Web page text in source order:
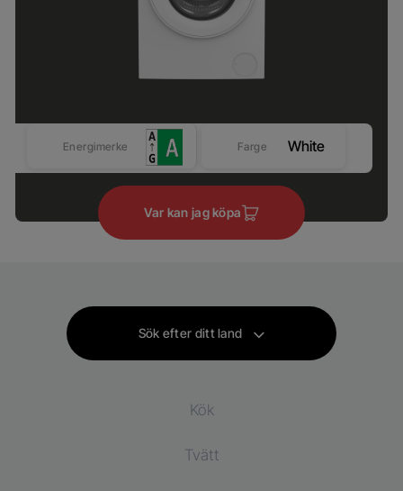
Energimerke Farge White
Var kan jag köpa
Sök efter ditt land
Kök
Tvätt